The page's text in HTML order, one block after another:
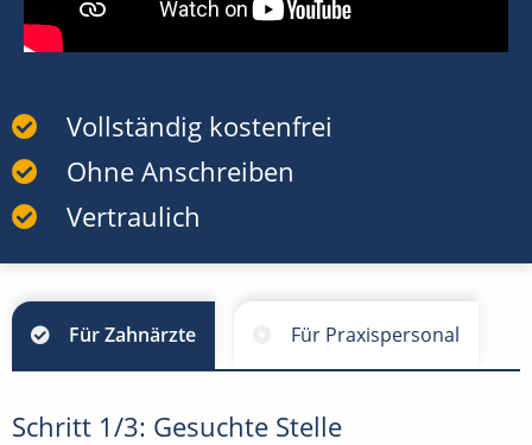
Vollständig kostenfrei
Ohne Anschreiben
Vertraulich
Für Zahnärzte Für Praxispersonal
Schritt 1/3: Gesuchte Stelle